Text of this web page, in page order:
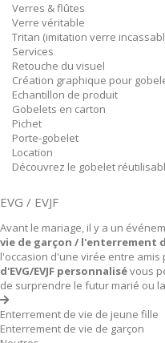
Verres & flûtes
Verre véritable
Tritan (imitation verre
Services
Retouche du visuel
Création graphique pour
Echantillon de produit
Gobelets en carton
Pichet
Porte-gobelet
Location
Découvrez le gobelet
EVG / EVJF
Avant le mariage, il y a un
vie de garçon / l'enterrement
l'occasion d'une virée entre
d'EVG/EVJF personnalisévous
de surprendre le futur marié ou
Enterrement de vie de jeune fille
Enterrement de vie de garçon